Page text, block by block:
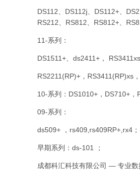
DS112、DS112j、DS112+、
RS212、RS812、RS812+、
11-系列：
DS1511+、ds2411+，
RS2211(RP)+，RS3411(RP)xs
10-系列：DS1010+，DS710+
09-系列：
ds509+ ，rs409,rs409RP+,rx4；
早期系列：ds-101 ；
成都科汇科技有限公司 — 专业数